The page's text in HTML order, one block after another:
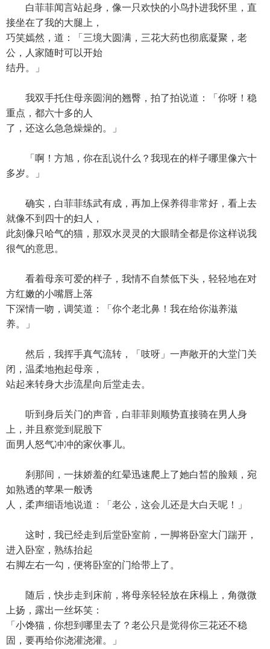
白菲菲闻言站起身，像一只欢快的小鸟扑进我怀里，直
接坐在了我的大腿上，
巧笑嫣然，道：「三境大圆满，三花大药也彻底凝聚，老
公，人家随时可以开始
结丹。」
我双手托住母亲圆润的翘臀，拍了拍说道：「你呀！稳
重点，都六十多的人
了，还这么急急燥燥的。」
「啊！方旭，你在乱说什么？我现在的样子哪里像六十
多岁。」
确实，白菲菲练武有成，再加上保养得非常好，看上去
就像不到四十的妇人，
此刻像只哈气的猫，那双水灵灵的大眼睛全都是你这样说我
很气的意思。
看着母亲可爱的样子，我情不自禁低下头，轻轻地在对
方红嫩的小嘴唇上落
下深情一吻，调笑道：「你个老北鼻！我在给你滋养滋
养。」
然后，我挥手真气流转，「吱呀」一声敞开的大堂门关
闭，温柔地抱起母亲，
站起来转身大步流星向后堂走去。
听到身后关门的声音，白菲菲则顺势直接骑在男人身
上，并且察觉到屁股下
面男人怒气冲冲的家伙事儿。
刹那间，一抹娇羞的红晕迅速爬上了她白皙的脸颊，宛
如熟透的苹果一般诱
人，柔声细语地说道：「老公，这会儿还是大白天呢！」
这时，我已经走到后堂卧室前，一脚将卧室大门踹开，
进入卧室，熟练抬起
右脚左右一勾，便将卧室的门给带上了。
随后，快步走到床前，将母亲轻轻放在床榻上，角微微
上扬，露出一丝坏笑：
「小馋猫，你想到哪里去了？老公只是觉得你三花还不稳
固，要再给你浇灌浇灌。」